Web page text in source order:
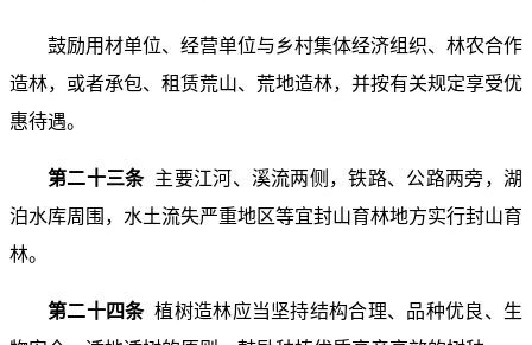
鼓励用材单位、经营单位与乡村集体经济组织、林农合作
造林，或者承包、租赁荒山、荒地造林，并按有关规定享受优
惠待遇。
第二十三条 主要江河、溪流两侧，铁路、公路两旁，湖
泊水库周围，水土流失严重地区等宜封山育林地方实行封山育
林。
第二十四条植树造林应当坚持结构合理、品种优良、生